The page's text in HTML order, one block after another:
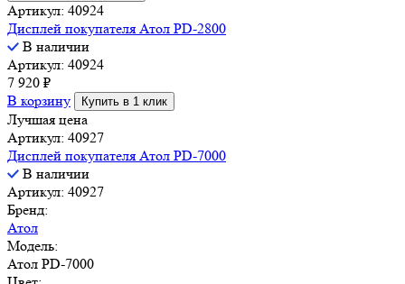
Артикул: 40924
Дисплей покупателя Атол PD-2800
В наличии
Артикул: 40924
7 920 ₽
В корзину
Купить в 1 клик
Лучшая цена
Артикул: 40927
Дисплей покупателя Атол PD-7000
В наличии
Артикул: 40927
Бренд:
Атол
Модель:
Атол PD-7000